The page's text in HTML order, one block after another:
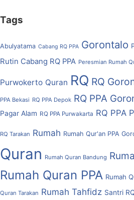
Tags
Abulyatama Cabang RQ PPA Gorontalo
Rutin Cabang RQ PPA Peresmian Rumah
Purwokerto Quran RQ RQ
PPA Bekasi RQ PPA Depok RQ PPA
Pagar Alam RQ PPA Purwakarta RQ PPA
RQ Tarakan Rumah Rumah Qur'an PPA
Quran Rumah Quran Bandung
Rumah Quran PPA Rumah
Quran Tarakan Rumah Tahfidz Santri